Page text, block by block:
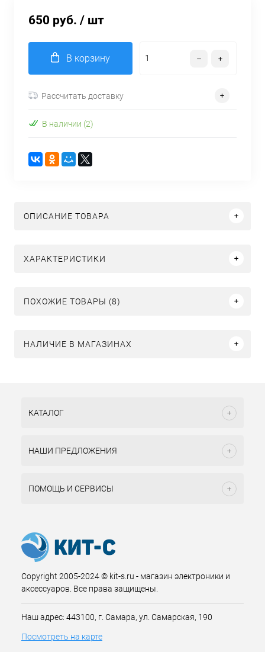
650 руб. / шт
В корзину
Рассчитать доставку
В наличии (2)
ОПИСАНИЕ ТОВАРА
ХАРАКТЕРИСТИКИ
ПОХОЖИЕ ТОВАРЫ (8)
НАЛИЧИЕ В МАГАЗИНАХ
КАТАЛОГ
НАШИ ПРЕДЛОЖЕНИЯ
ПОМОЩЬ И СЕРВИСЫ
Copyright 2005-2024 © kit-s.ru - магазин электроники и
аксессуаров. Все права защищены.
Наш адрес: 443100, г. Самара, ул. Самарская, 190
Посмотреть на карте